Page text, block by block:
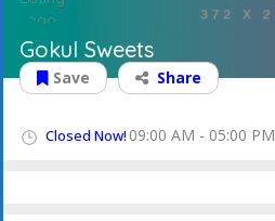
Gokul Sweets
Save Share
Closed Now! 09:00 AM - 05:00 PM